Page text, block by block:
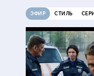
ЭФИР СТИЛЬ
16:00
Сегодня